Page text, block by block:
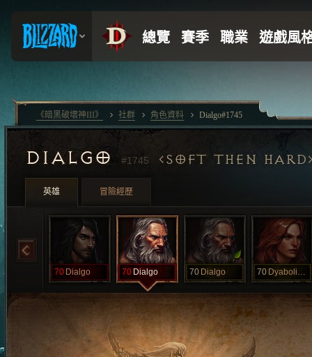
DIALGO #1745 SOFT THEN HARD
英雄 冒險經歷
70 Dialgo 70 Dialgo 70 Dialgo 70 Dyabolique
《暗黑破壞神III》 社群 角色資料 Dialgo#1745